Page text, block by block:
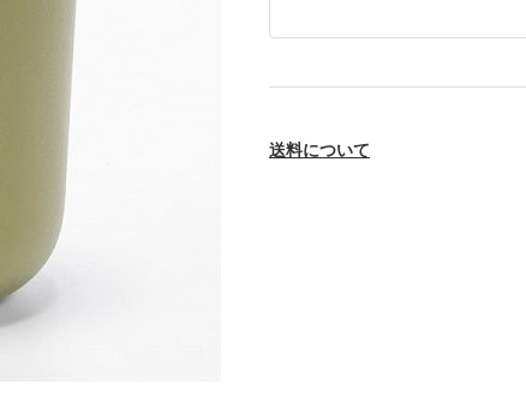
送料について